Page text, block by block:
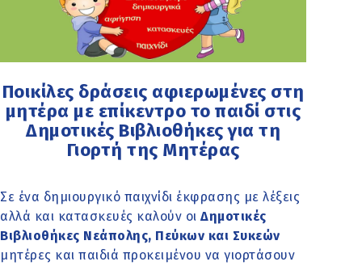
Ποικίλες δράσεις αφιερωμένες στη
μητέρα με επίκεντρο το παιδί στις
Δημοτικές Βιβλιοθήκες για τη
Γιορτή της Μητέρας
Σε ένα δημιουργικό παιχνίδι έκφρασης με λέξεις
αλλά και κατασκευές καλούν οι Δημοτικές
Βιβλιοθήκες Νεάπολης, Πεύκων και Συκεών
μητέρες και παιδιά προκειμένου να γιορτάσουν